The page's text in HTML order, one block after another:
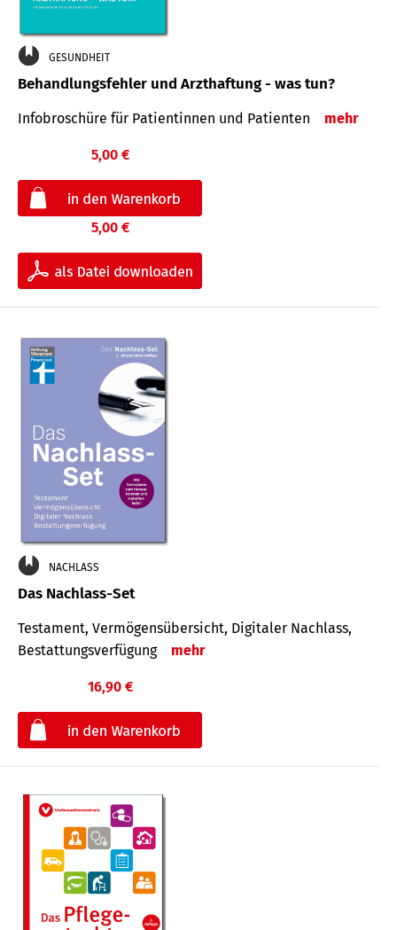
GESUNDHEIT
Behandlungsfehler und Arzthaftung - was tun?
Infobroschüre für Patientinnen und Patienten mehr
5,00 €
5,00 €
NACHLASS
Das Nachlass-Set
Testament, Vermögens­übersicht, Digitaler Nach­lass,
Bestat­tungs­ver­fügung
mehr
16,90 €